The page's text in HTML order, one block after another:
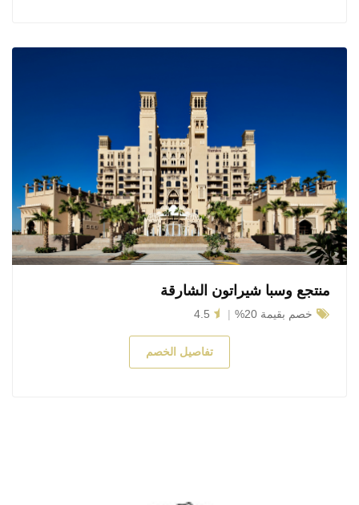
منتجع وسبا شيراتون الشارقة
خصم بقيمة 20% 4.5
تفاصيل الخصم